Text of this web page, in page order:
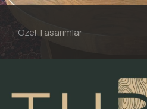
Özel Tasarımlar